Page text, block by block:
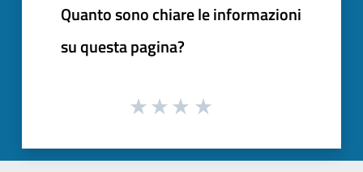
Quanto sono chiare le informazioni
su questa pagina?